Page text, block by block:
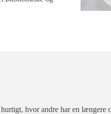
hvor andre har en